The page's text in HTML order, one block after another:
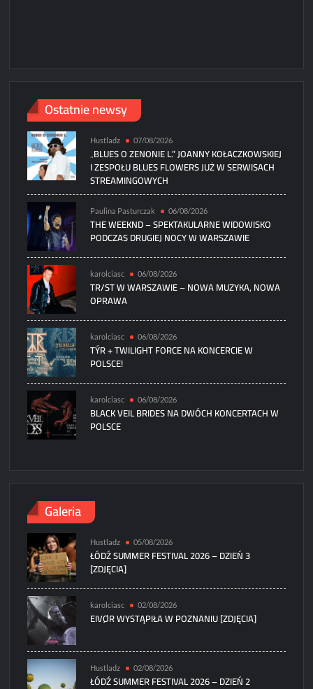
Ostatnie newsy
Hustladz 07/08/2026
„BLUES O ZENONIE L.” JOANNY KOŁACZKOWSKIEJ
I ZESPOŁU BLUES FLOWERS JUŻ W SERWISACH
STREAMINGOWYCH
Paulina Pasturczak 06/08/2026
THE WEEKND – SPEKTAKULARNE WIDOWISKO
PODCZAS DRUGIEJ NOCY W WARSZAWIE
karolciasc 06/08/2026
TR/ST W WARSZAWIE – NOWA MUZYKA, NOWA
OPRAWA
karolciasc 06/08/2026
TÝR + TWILIGHT FORCE NA KONCERCIE W
POLSCE!
karolciasc 06/08/2026
BLACK VEIL BRIDES NA DWÓCH KONCERTACH W
POLSCE
Galeria
Hustladz 05/08/2026
ŁÓDŹ SUMMER FESTIVAL 2026 – DZIEŃ 3
[ZDJĘCIA]
karolciasc 02/08/2026
EIVØR WYSTĄPIŁA W POZNANIU [ZDJĘCIA]
Hustladz 02/08/2026
ŁÓDŹ SUMMER FESTIVAL 2026 – DZIEŃ 2